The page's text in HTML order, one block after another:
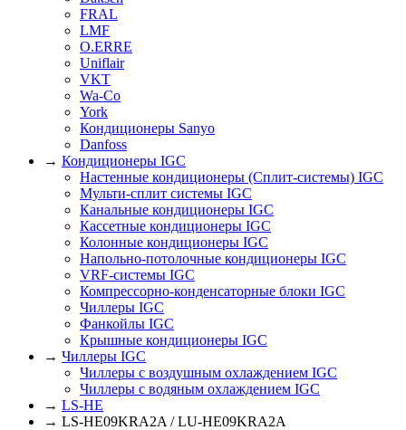
FRAL
LMF
O.ERRE
Uniflair
VKT
Wa-Co
York
Кондиционеры Sanyo
Danfoss
→ Кондиционеры IGC
Настенные кондиционеры (Сплит-системы) IGC
Мульти-сплит системы IGC
Канальные кондиционеры IGC
Кассетные кондиционеры IGC
Колонные кондиционеры IGC
Напольно-потолочные кондиционеры IGC
VRF-системы IGC
Компрессорно-конденсаторные блоки IGC
Чиллеры IGC
Фанкойлы IGC
Крышные кондиционеры IGC
→ Чиллеры IGC
Чиллеры с воздушным охлаждением IGC
Чиллеры с водяным охлаждением IGC
→ LS-HE
→ LS-HE09KRA2A / LU-HE09KRA2A